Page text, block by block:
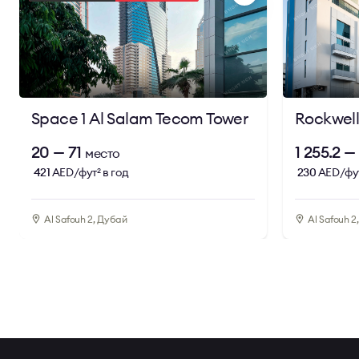
удобное транспортное сообщение. Быстрый выезд
деловым районам города.
Функциональность рабочего процесса
рецепция, доступ к конференц-залам и близость
позволяет решать повседневные задачи, не
Благодаря гибкому сервисному формату,
стандартам организации пространства, Regus
компаний, которым важны мобильность,
Space 1 Al Salam Tecom Tower
20 — 71 место
421AED/фут2 в год
Al Safouh 2, Дубай
1 255.2
230AED/
Al Safouh